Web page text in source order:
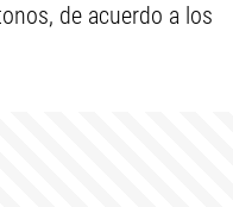
de acuerdo a los